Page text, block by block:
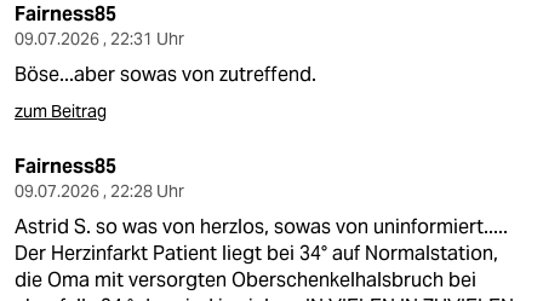
Fairness85
09.07.2026 , 22:31 Uhr
Böse...aber sowas von zutreffend.
zum Beitrag
Fairness85
09.07.2026 , 22:28 Uhr
Astrid S. so was von herzlos, sowas von uninformiert.....
Der Herzinfarkt Patient liegt bei 34° auf Normalstation,
die Oma mit versorgten Oberschenkelhalsbruch bei